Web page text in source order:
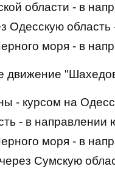
области - в
Одесскую область
моря - в
движение
- курсом на
- в направлении
моря - в
Сумскую